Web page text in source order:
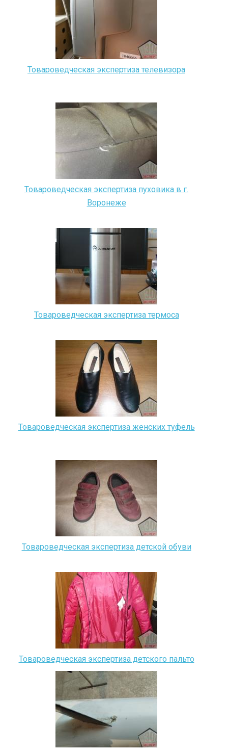
Товароведческая экспертиза телевизора
Товароведческая экспертиза пуховика в г.
Воронеже
Товароведческая экспертиза термоса
Товароведческая экспертиза женских туфель
Товароведческая экспертиза детской обуви
Товароведческая экспертиза детского пальто